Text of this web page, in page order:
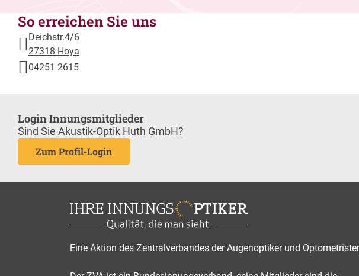
So erreichen Sie uns
Deichstr.4/6
27318 Hoya
04251 2615
Login Innungsmitglieder
Sind Sie Akustik-Optik Huth GmbH?
Zum Profil-Login
Eine Aktion des Zentralverbandes der Augenoptiker und